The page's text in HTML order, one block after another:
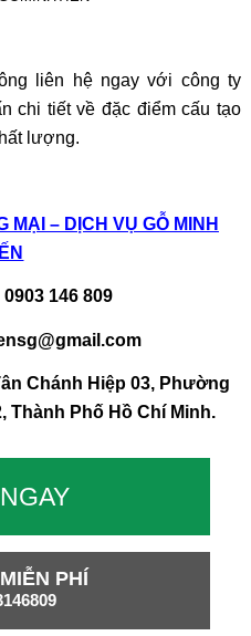
liên hệ ngay với công ty
chi tiết về đặc điểm cấu tạo
lượng.
MẠI – DỊCH VỤ GỖ MINH
146 809
Chánh Hiệp 03, Phường
Thành Phố Hồ Chí Minh.
PHÍ